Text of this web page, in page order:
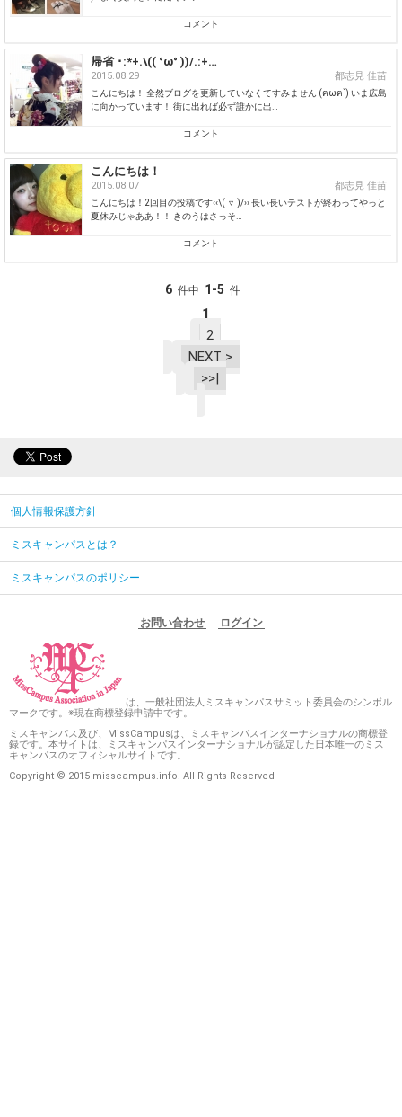
コメント
帰省 ･:*+.\(( °ω° ))/.:+…
都志見 佳苗
2015.08.29
こんにちは！ 全然ブログを更新していなくてすみません (ฅωฅ`) いま広島
に向かっています！ 街に出れば必ず誰かに出…
コメント
こんにちは！
都志見 佳苗
2015.08.07
こんにちは！2回目の投稿です‹‹\( ˙▿˙ )/›› 長い長いテストが終わってやっと
夏休みじゃああ！！ きのうはさっそ…
コメント
6 件中 1-5 件
1
2
NEXT >
>>|
個人情報保護方針
ミスキャンパスとは？
ミスキャンパスのポリシー
お問い合わせ ログイン
は、一般社団法人ミスキャンパスサミット委員会のシンボル
マークです。※現在商標登録申請中です。
ミスキャンパス及び、MissCampusは、ミスキャンパスインターナショナルの商標登
録です。本サイトは、ミスキャンパスインターナショナルが認定した日本唯一のミス
キャンパスのオフィシャルサイトです。
Copyright © 2015 misscampus.info. All Rights Reserved